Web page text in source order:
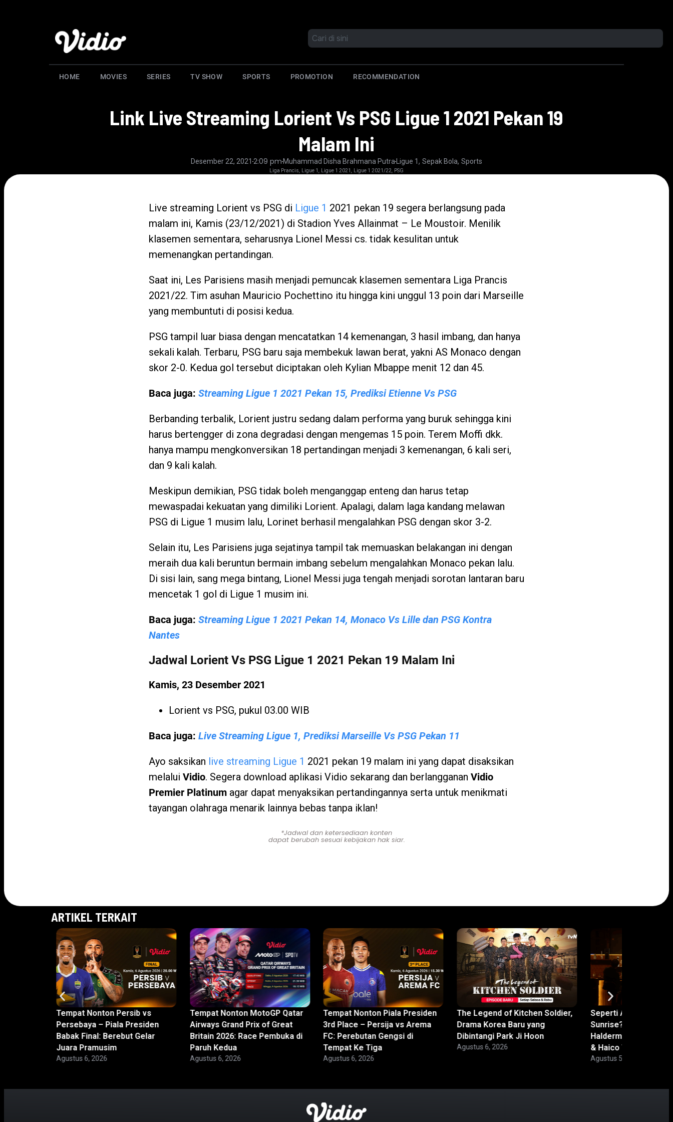
HOME MOVIES SERIES TV SHOW SPORTS PROMOTION RECOMMENDATION
Link Live Streaming Lorient Vs PSG Ligue 1 2021 Pekan 19
Malam Ini
Desember 22, 2021 2:09 pm Muhammad Disha Brahmana Putra Ligue 1, Sepak Bola, Sports
Liga Prancis, Ligue 1 , Ligue 1 2021 , Ligue 1 2021/22, PSG
Live streaming Lorient vs PSG di Ligue 1 2021 pekan 19 segera berlangsung pada
malam ini, Kamis (23/12/2021) di Stadion Yves Allainmat – Le Moustoir. Menilik
klasemen sementara, seharusnya Lionel Messi cs. tidak kesulitan untuk
memenangkan pertandingan.
Saat ini, Les Parisiens masih menjadi pemuncak klasemen sementara Liga Prancis
2021/22. Tim asuhan Mauricio Pochettino itu hingga kini unggul 13 poin dari Marseille
yang membuntuti di posisi kedua.
PSG tampil luar biasa dengan mencatatkan 14 kemenangan, 3 hasil imbang, dan hanya
sekali kalah. Terbaru, PSG baru saja membekuk lawan berat, yakni AS Monaco dengan
skor 2-0. Kedua gol tersebut diciptakan oleh Kylian Mbappe menit 12 dan 45.
Baca juga: Streaming Ligue 1 2021 Pekan 15, Prediksi Etienne Vs PSG
Berbanding terbalik, Lorient justru sedang dalam performa yang buruk sehingga kini
harus bertengger di zona degradasi dengan mengemas 15 poin. Terem Moffi dkk.
hanya mampu mengkonversikan 18 pertandingan menjadi 3 kemenangan, 6 kali seri,
dan 9 kali kalah.
Meskipun demikian, PSG tidak boleh menganggap enteng dan harus tetap
mewaspadai kekuatan yang dimiliki Lorient. Apalagi, dalam laga kandang melawan
PSG di Ligue 1 musim lalu, Lorinet berhasil mengalahkan PSG dengan skor 3-2.
Selain itu, Les Parisiens juga sejatinya tampil tak memuaskan belakangan ini dengan
meraih dua kali beruntun bermain imbang sebelum mengalahkan Monaco pekan lalu.
Di sisi lain, sang mega bintang, Lionel Messi juga tengah menjadi sorotan lantaran baru
mencetak 1 gol di Ligue 1 musim ini.
Baca juga: Streaming Ligue 1 2021 Pekan 14, Monaco Vs Lille dan PSG Kontra
Nantes
Jadwal Lorient Vs PSG Ligue 1 2021 Pekan 19 Malam Ini
Kamis, 23 Desember 2021
Lorient vs PSG, pukul 03.00 WIB
Baca juga: Live Streaming Ligue 1, Prediksi Marseille Vs PSG Pekan 11
Ayo saksikan live streaming Ligue 1 2021 pekan 19 malam ini yang dapat disaksikan
melalui Vidio. Segera download aplikasi Vidio sekarang dan berlangganan Vidio
Premier Platinum agar dapat menyaksikan pertandingannya serta untuk menikmati
tayangan olahraga menarik lainnya bebas tanpa iklan!
*Jadwal dan ketersediaan konten
dapat berubah sesuai kebijakan hak siar.
ARTIKEL TERKAIT
Tempat Nonton Persib vs
Persebaya – Piala Presiden
Babak Final: Berebut Gelar
Juara Pramusim
Agustus 6, 2026
Tempat Nonton MotoGP Qatar
Airways Grand Prix of Great
Britain 2026: Race Pembuka di
Paruh Kedua
Agustus 6, 2026
Tempat Nonton Piala Presiden
3rd Place – Persija vs Arema
FC: Perebutan Gengsi di
Tempat Ke Tiga
Agustus 6, 2026
The Legend of Kitchen Soldier,
Drama Korea Baru yang
Dibintangi Park Ji Hoon
Agustus 6, 2026
Seperti Apa Hotel
Sunrise? Ini Kata
Halderman, Baskara
& Haico Van Der
Agustus 5, 2026